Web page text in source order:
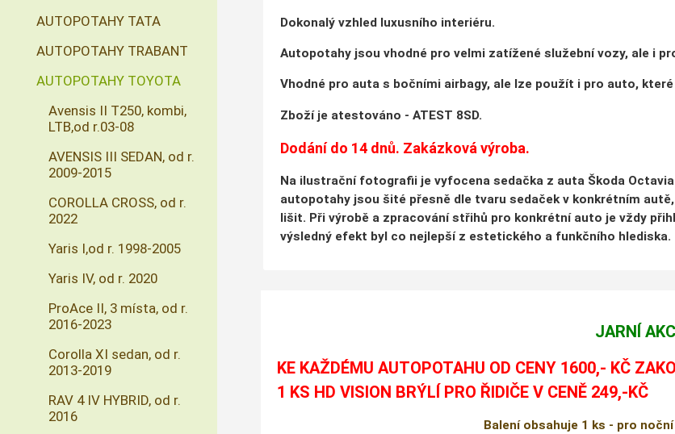
Dokonalý vzhled luxusního interiéru.
Autopotahy jsou vhodné pro velmi zatížené služební vozy, ale i
Vhodné pro auta s bočními airbagy, ale lze použít i pro auto,
Zboží je atestováno - ATEST 8SD.
Dodání do 14 dnů. Zakázková výroba.
Na ilustrační fotografii je vyfocena sedačka z auta Škoda
autopotahy jsou šité přesně dle tvaru sedaček v konkrétním
lišit. Při výrobě a zpracování střihů pro konkrétní auto je vždy
výsledný efekt byl co nejlepší z estetického a funkčního hlediska.
JARNÍ
KE KAŽDÉMU AUTOPOTAHU OD CENY 1600,- KČ
1 KS HD VISION BRÝLÍ PRO ŘIDIČE V CENĚ 249,-KČ
Balení obsahuje 1 ks - pro
AUTOPOTAHY TATA
AUTOPOTAHY TRABANT
AUTOPOTAHY TOYOTA
Avensis II T250, kombi,
LTB,od r.03-08
AVENSIS III SEDAN, od r.
2009-2015
COROLLA CROSS, od r.
2022
Yaris I,od r. 1998-2005
Yaris IV, od r. 2020
ProAce II, 3 místa, od r.
2016-2023
Corolla XI sedan, od r.
2013-2019
RAV 4 IV HYBRID, od r.
2016